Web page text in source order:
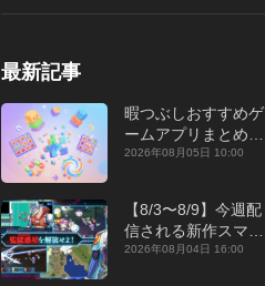
最新記事
暇つぶしおすすめゲ
ームアプリまとめ｜
オフライン対応あり
2026年08月05日 10:00
【8/3〜8/9】今週配
信される新作スマホ
ゲームをまとめてお
2026年08月04日 16:00